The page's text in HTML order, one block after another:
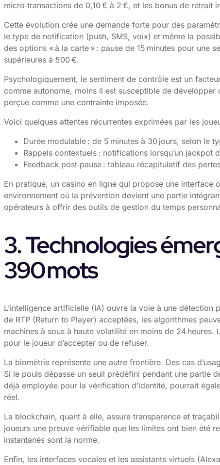
micro‑transactions de 0,10 € à 2 €, et les bonus de retrait
Cette évolution crée une demande forte pour des
le type de notification (push, SMS, voix) et même la
des options « à la carte » : pause de 15 minutes pour une
supérieures à 500 €.
Psychologiquement, le sentiment de contrôle est un
comme autonome, moins il est susceptible de
perçue comme une contrainte imposée.
Voici quelques attentes récurrentes exprimées par les
Durée modulable : de 5 minutes à 30 jours, selon le
Rappels contextuels : notifications lorsqu’un jackpot
Feedback post‑pause : tableau récapitulatif des
En pratique, un casino en ligne qui propose une
environnement où la prévention devient une partie
opérateurs à offrir des outils de gestion du temps
3. Technologies
390 mots
L’intelligence artificielle (IA) ouvre la voie à une
de RTP (Return to Player) acceptées, les algorithmes
machines à sous à haute volatilité en moins de 24
pour le joueur d’accepter ou de refuser.
La biométrie représente une autre frontière. Des cas
Si le pouls dépasse un seuil prédéfini pendant une partie
déjà employée pour la vérification d’identité, pourrait
réel.
La blockchain, quant à elle, assure transparence et
joueurs une preuve vérifiable que les limites ont bien été
instantanés sont la norme.
Enfin, les interfaces vocales et les assistants virtuels